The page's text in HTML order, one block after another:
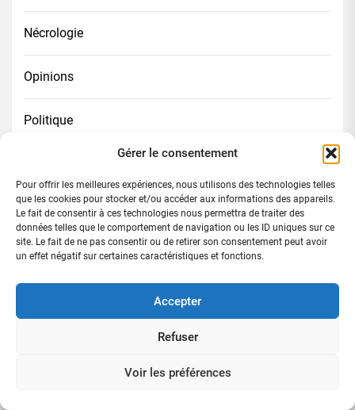
Gérer le consentement
Pour offrir les meilleures expériences, nous utilisons des technologies telles
que les cookies pour stocker et/ou accéder aux informations des appareils.
Le fait de consentir à ces technologies nous permettra de traiter des
données telles que le comportement de navigation ou les ID uniques sur ce
site. Le fait de ne pas consentir ou de retirer son consentement peut avoir
un effet négatif sur certaines caractéristiques et fonctions.
Accepter
Refuser
Voir les préférences
Nécrologie
Opinions
Politique
Publi-reportage
Religion